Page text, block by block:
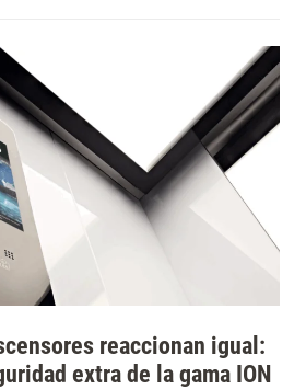
reaccionan igual:
extra de la gama ION